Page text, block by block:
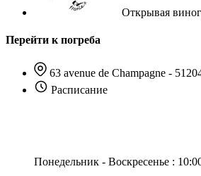
Открывая
Перейти к погреба
63 avenue de Champagne -
Расписание
Понедельник - Воскресенье :